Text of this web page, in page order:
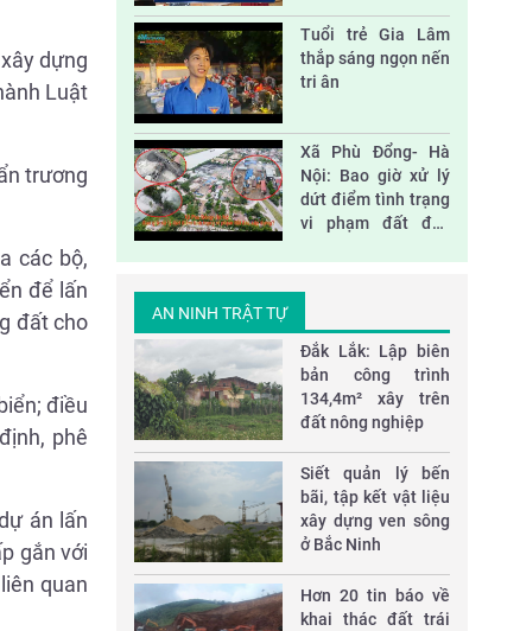
dựng
Luật
trương
các bộ,
để lấn
đất cho
điều
phê
án lấn
gắn với
quan
Tác động của thiên tai và biến đổi khí hậu
đối với phát triển bền vững ở Việt Nam
Nhà vách kính lớn- sát thủ năng lượng
Đại hội Hội nông dân huyện Sóc Sơn nhiệm
kỳ 2023-2028
nạn và sơ cấp cứu
Tuổi trẻ Gia Lâm
thắp sáng ngọn nến
tri ân
Xã Phù Đổng- Hà
Nội: Bao giờ xử lý
dứt điểm tình trạng
vi phạm đất đai,
AN NINH TRẬT TỰ
Đắk Lắk: Lập biên
bản công trình
134,4m² xây trên
đất nông nghiệp
Siết quản lý bến
bãi, tập kết vật liệu
xây dựng ven sông
ở Bắc Ninh
Hơn 20 tin báo về
khai thác đất trái